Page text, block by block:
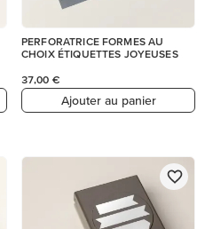
PERFORATRICE FORMES AU
CHOIX ÉTIQUETTES JOYEUSES
37,00 €
Ajouter au panier